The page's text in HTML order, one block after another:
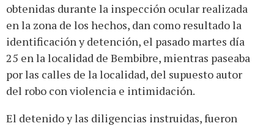
obtenidas durante la inspección ocular realizada
en la zona de los hechos, dan como resultado la
identificación y detención, el pasado martes día
25 en la localidad de Bembibre, mientras paseaba
por las calles de la localidad, del supuesto autor
del robo con violencia e intimidación.
El detenido y las diligencias instruidas, fueron